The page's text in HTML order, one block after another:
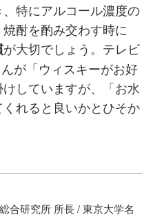
特にアルコール濃度の
酎を酌み交わす時に
が大切でしょう。テレビ
が「ウィスキーがお好
していますが、「お水
れると良いかとひそか
合研究所 所長 / 東京大学名